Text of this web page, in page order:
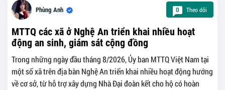
Phùng Anh 0 Theo dõi
MTTQ các xã ở Nghệ An triển khai nhiều hoạt
động an sinh, giám sát cộng đồng
Trong những ngày đầu tháng 8/2026, Ủy ban MTTQ Việt Nam tại
một số xã trên địa bàn Nghệ An triển khai nhiều hoạt động hướng
về cơ sở, từ hỗ trợ xây dựng Nhà Đại đoàn kết cho hộ có hoàn